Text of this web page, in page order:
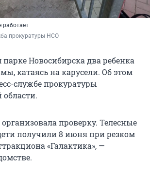
работает
прокуратуры НСО
Новосибирска два ребенка
катаясь на карусели. Об этом
службе прокуратуры
проверку. Телесные
получили 8 июня при резком
«Галактика», —